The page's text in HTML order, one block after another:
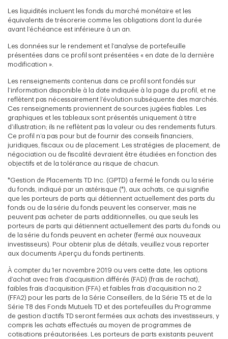
Les liquidités incluent les fonds du marché monétaire et les
équivalents de trésorerie comme les obligations dont la durée
avant l’échéance est inférieure à un an.
Les données sur le rendement et l’analyse de portefeuille
présentées dans ce profil sont présentées « en date de la dernière
modification ».
Les renseignements contenus dans ce profil sont fondés sur
l’information disponible à la date indiquée à la page du profil, et ne
reflètent pas nécessairement l’évolution subséquente des marchés.
Ces renseignements proviennent de sources jugées fiables. Les
graphiques et les tableaux sont présentés uniquement à titre
d’illustration; ils ne reflètent pas la valeur ou des rendements futurs.
Ce profil n’a pas pour but de fournir des conseils financiers,
juridiques, fiscaux ou de placement. Les stratégies de placement, de
négociation ou de fiscalité devraient être étudiées en fonction des
objectifs et de la tolérance au risque de chacun.
*Gestion de Placements TD Inc. (GPTD) a fermé le fonds ou la série
du fonds, indiqué par un astérisque (*), aux achats, ce qui signifie
que les porteurs de parts qui détiennent actuellement des parts du
fonds ou de la série du fonds peuvent les conserver, mais ne
peuvent pas acheter de parts additionnelles, ou que seuls les
porteurs de parts qui détiennent actuellement des parts du fonds ou
de la série du fonds peuvent en acheter (fermé aux nouveaux
investisseurs). Pour obtenir plus de détails, veuillez vous reporter
aux documents Aperçu du fonds pertinents.
À compter du 1er novembre 2019 ou vers cette date, les options
d’achat avec frais d’acquisition différés (FAD) (frais de rachat),
faibles frais d’acquisition (FFA) et faibles frais d’acquisition no 2
(FFA2) pour les parts de la Série Conseillers, de la Série T5 et de la
Série T8 des Fonds Mutuels TD et des portefeuilles du Programme
de gestion d’actifs TD seront fermées aux achats des investisseurs, y
compris les achats effectués au moyen de programmes de
cotisations préautorisées. Les porteurs de parts existants peuvent